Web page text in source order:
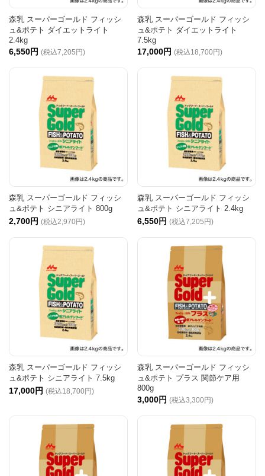
森乳 スーパーゴールド フィッシ
ュ&ポテト ダイエットライト
2.4kg
6,550円 (税込7,205円)
森乳 スーパーゴールド フィッシ
ュ&ポテト ダイエットライト
7.5kg
17,000円 (税込18,700円)
森乳 スーパーゴールド フィッシ
ュ&ポテト シニアライト 800g
2,700円 (税込2,970円)
森乳 スーパーゴールド フィッシ
ュ&ポテト シニアライト 2.4kg
6,550円 (税込7,205円)
森乳 スーパーゴールド フィッシ
ュ&ポテト シニアライト 7.5kg
17,000円 (税込18,700円)
森乳 スーパーゴールド フィッシ
ュ&ポテト プラス 関節ケア用
800g
3,000円 (税込3,300円)